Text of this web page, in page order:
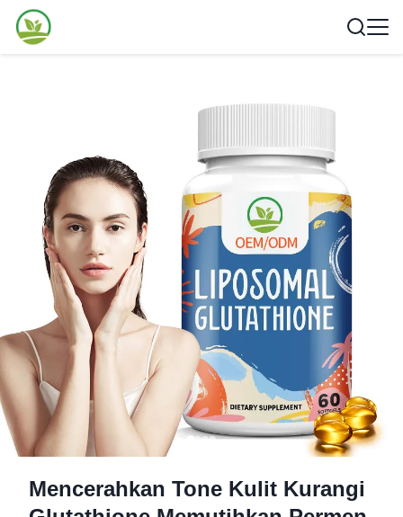
Mencerahkan Tone Kulit Kurangi